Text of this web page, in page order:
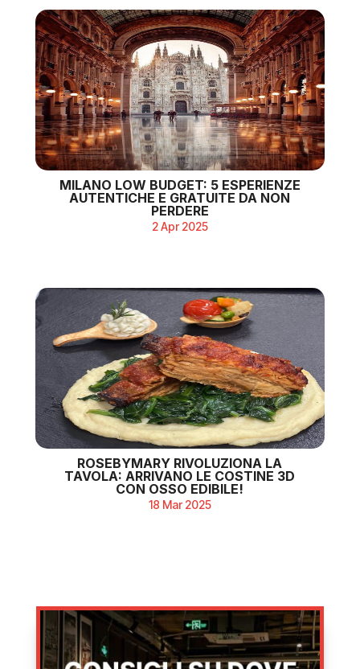
MILANO LOW BUDGET: 5 ESPERIENZE
AUTENTICHE E GRATUITE DA NON
PERDERE
2 Apr 2025
ROSEBYMARY RIVOLUZIONA LA
TAVOLA: ARRIVANO LE COSTINE 3D
CON OSSO EDIBILE!
18 Mar 2025